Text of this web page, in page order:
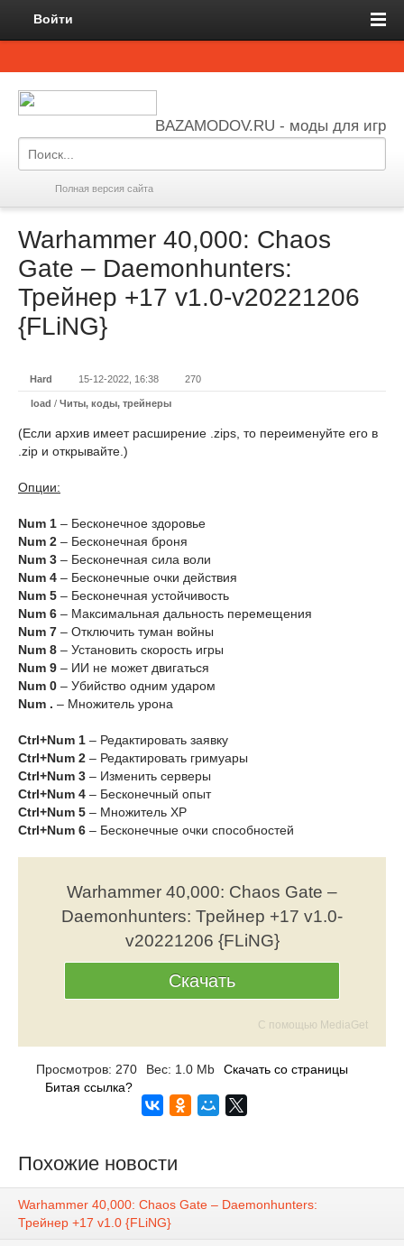
Войти
BAZAMODOV.RU - моды для игр
Полная версия сайта
Warhammer 40,000: Chaos
Gate – Daemonhunters:
Трейнер +17 v1.0-v20221206
{FLiNG}
Hard 15-12-2022, 16:38 270
load / Читы, коды, трейнеры
(Если архив имеет расширение .zips, то переименуйте его в
.zip и открывайте.)
Опции:
Num 1 – Бесконечное здоровье
Num 2 – Бесконечная броня
Num 3 – Бесконечная сила воли
Num 4 – Бесконечные очки действия
Num 5 – Бесконечная устойчивость
Num 6 – Максимальная дальность перемещения
Num 7 – Отключить туман войны
Num 8 – Установить скорость игры
Num 9 – ИИ не может двигаться
Num 0 – Убийство одним ударом
Num . – Множитель урона
Ctrl+Num 1 – Редактировать заявку
Ctrl+Num 2 – Редактировать гримуары
Ctrl+Num 3 – Изменить серверы
Ctrl+Num 4 – Бесконечный опыт
Ctrl+Num 5 – Множитель XP
Ctrl+Num 6 – Бесконечные очки способностей
Warhammer 40,000: Chaos Gate –
Daemonhunters: Трейнер +17 v1.0-
v20221206 {FLiNG}
Скачать
С помощью MediaGet
Просмотров: 270 Вес: 1.0 Mb
Скачать со страницы
Битая ссылка?
Похожие новости
Warhammer 40,000: Chaos Gate – Daemonhunters:
Трейнер +17 v1.0 {FLiNG}